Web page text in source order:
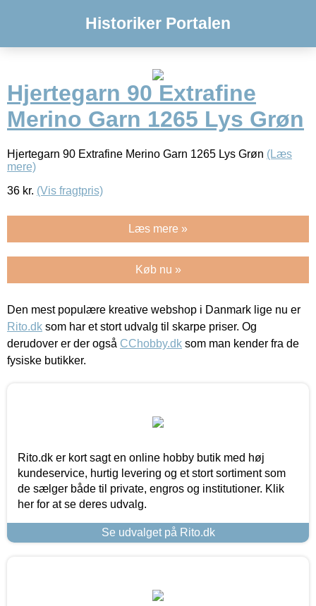
Historiker Portalen
Hjertegarn 90 Extrafine
Merino Garn 1265 Lys Grøn
Hjertegarn 90 Extrafine Merino Garn 1265 Lys Grøn (Læs
mere)
36 kr. (Vis fragtpris)
Læs mere »
Køb nu »
Den mest populære kreative webshop i Danmark lige nu er
Rito.dk som har et stort udvalg til skarpe priser. Og
derudover er der også CChobby.dk som man kender fra de
fysiske butikker.
Rito.dk er kort sagt en online hobby butik med høj
kundeservice, hurtig levering og et stort sortiment som
de sælger både til private, engros og institutioner. Klik
her for at se deres udvalg.
Se udvalget på Rito.dk